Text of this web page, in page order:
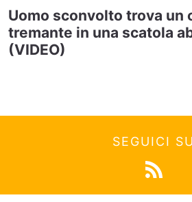
Uomo sconvolto trova un
tremante in una scatola
(VIDEO)
SEGUICI SU